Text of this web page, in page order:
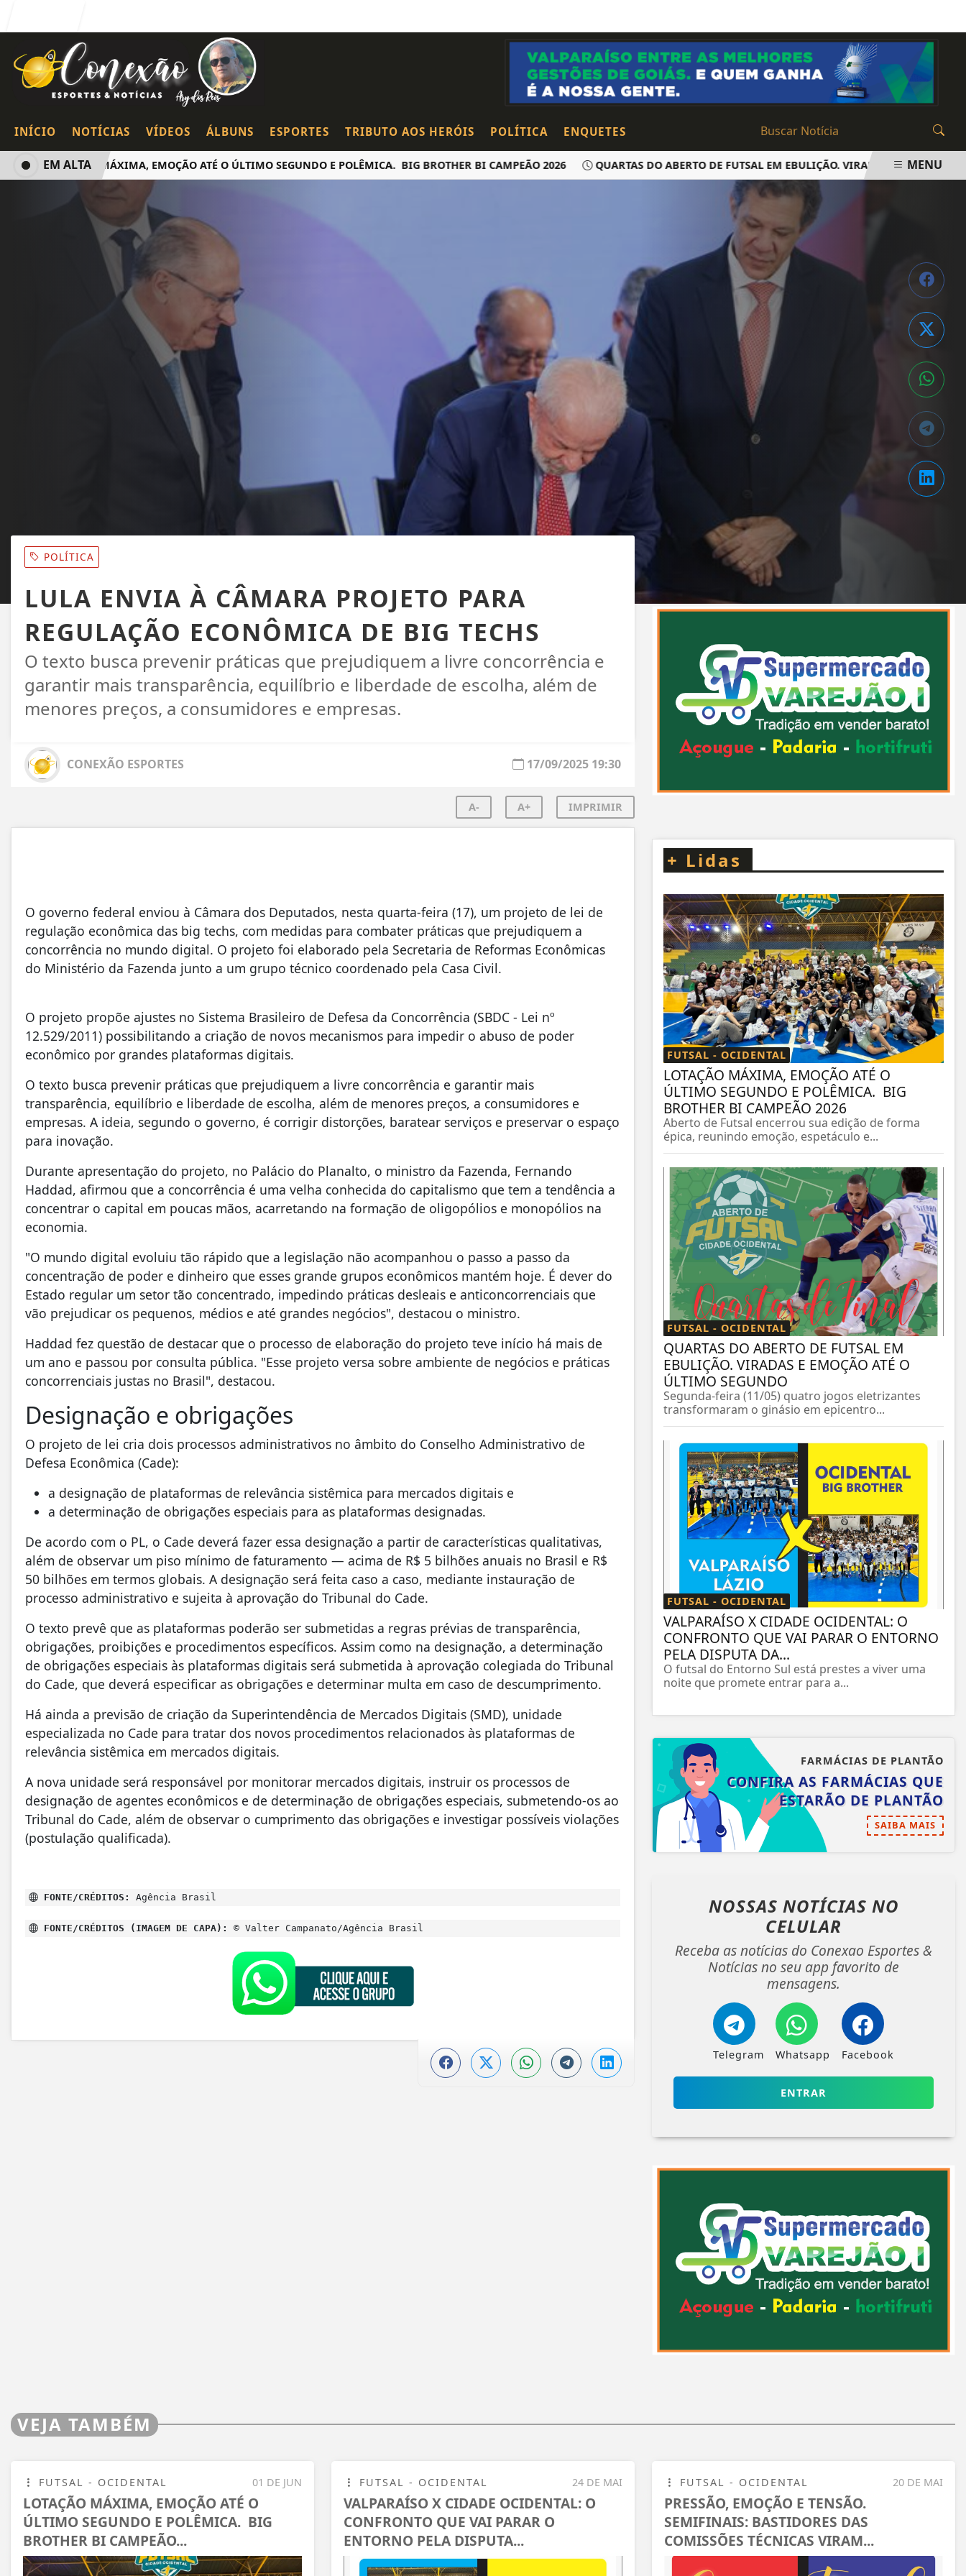
INÍCIO NOTÍCIAS VÍDEOS ÁLBUNS ESPORTES TRIBUTO AOS HERÓIS POLÍTICA ENQUETES
LOTAÇÃO MÁXIMA, EMOÇÃO ATÉ O ÚLTIMO SEGUNDO E POLÊMICA. BIG BROTHER BI CAMPEÃO 2026 QUARTAS DO ABERTO DE FUTSAL EM EBULIÇÃO. VIRADAS E EMOÇÃO ATÉ O
EM ALTA MENU
POLÍTICA
LULA ENVIA À CÂMARA PROJETO PARA
REGULAÇÃO ECONÔMICA DE BIG TECHS
O texto busca prevenir práticas que prejudiquem a livre concorrência e
garantir mais transparência, equilíbrio e liberdade de escolha, além de
menores preços, a consumidores e empresas.
CONEXÃO ESPORTES 17/09/2025 19:30
A- A+ IMPRIMIR
O governo federal enviou à Câmara dos Deputados, nesta quarta-feira (17), um projeto de lei de
regulação econômica das big techs, com medidas para combater práticas que prejudiquem a
concorrência no mundo digital. O projeto foi elaborado pela Secretaria de Reformas Econômicas
do Ministério da Fazenda junto a um grupo técnico coordenado pela Casa Civil.
O projeto propõe ajustes no Sistema Brasileiro de Defesa da Concorrência (SBDC - Lei nº
12.529/2011) possibilitando a criação de novos mecanismos para impedir o abuso de poder
econômico por grandes plataformas digitais.
O texto busca prevenir práticas que prejudiquem a livre concorrência e garantir mais
transparência, equilíbrio e liberdade de escolha, além de menores preços, a consumidores e
empresas. A ideia, segundo o governo, é corrigir distorções, baratear serviços e preservar o espaço
para inovação.
Durante apresentação do projeto, no Palácio do Planalto, o ministro da Fazenda, Fernando
Haddad, afirmou que a concorrência é uma velha conhecida do capitalismo que tem a tendência a
concentrar o capital em poucas mãos, acarretando na formação de oligopólios e monopólios na
economia.
"O mundo digital evoluiu tão rápido que a legislação não acompanhou o passo a passo da
concentração de poder e dinheiro que esses grande grupos econômicos mantém hoje. É dever do
Estado regular um setor tão concentrado, impedindo práticas desleais e anticoncorrenciais que
vão prejudicar os pequenos, médios e até grandes negócios", destacou o ministro.
Haddad fez questão de destacar que o processo de elaboração do projeto teve início há mais de
um ano e passou por consulta pública. "Esse projeto versa sobre ambiente de negócios e práticas
concorrenciais justas no Brasil", destacou.
Designação e obrigações
O projeto de lei cria dois processos administrativos no âmbito do Conselho Administrativo de
Defesa Econômica (Cade):
a designação de plataformas de relevância sistêmica para mercados digitais e
a determinação de obrigações especiais para as plataformas designadas.
De acordo com o PL, o Cade deverá fazer essa designação a partir de características qualitativas,
além de observar um piso mínimo de faturamento — acima de R$ 5 bilhões anuais no Brasil e R$
50 bilhões em termos globais. A designação será feita caso a caso, mediante instauração de
processo administrativo e sujeita à aprovação do Tribunal do Cade.
O texto prevê que as plataformas poderão ser submetidas a regras prévias de transparência,
obrigações, proibições e procedimentos específicos. Assim como na designação, a determinação
de obrigações especiais às plataformas digitais será submetida à aprovação colegiada do Tribunal
do Cade, que deverá especificar as obrigações e determinar multa em caso de descumprimento.
Há ainda a previsão de criação da Superintendência de Mercados Digitais (SMD), unidade
especializada no Cade para tratar dos novos procedimentos relacionados às plataformas de
relevância sistêmica em mercados digitais.
A nova unidade será responsável por monitorar mercados digitais, instruir os processos de
designação de agentes econômicos e de determinação de obrigações especiais, submetendo-os ao
Tribunal do Cade, além de observar o cumprimento das obrigações e investigar possíveis violações
(postulação qualificada).
FONTE/CRÉDITOS: Agência Brasil
FONTE/CRÉDITOS (IMAGEM DE CAPA): © Valter Campanato/Agência Brasil
+ Lidas
FUTSAL - OCIDENTAL
LOTAÇÃO MÁXIMA, EMOÇÃO ATÉ O
ÚLTIMO SEGUNDO E POLÊMICA. BIG
BROTHER BI CAMPEÃO 2026
Aberto de Futsal encerrou sua edição de forma
épica, reunindo emoção, espetáculo e...
FUTSAL - OCIDENTAL
QUARTAS DO ABERTO DE FUTSAL EM
EBULIÇÃO. VIRADAS E EMOÇÃO ATÉ O
ÚLTIMO SEGUNDO
Segunda-feira (11/05) quatro jogos eletrizantes
transformaram o ginásio em epicentro...
FUTSAL - OCIDENTAL
VALPARAÍSO X CIDADE OCIDENTAL: O
CONFRONTO QUE VAI PARAR O ENTORNO
PELA DISPUTA DA...
O futsal do Entorno Sul está prestes a viver uma
noite que promete entrar para a...
FARMÁCIAS DE PLANTÃO
CONFIRA AS FARMÁCIAS QUE
ESTARÃO DE PLANTÃO
SAIBA MAIS
NOSSAS NOTÍCIAS NO
CELULAR
Receba as notícias do Conexao Esportes &
Notícias no seu app favorito de
mensagens.
Telegram Whatsapp Facebook
ENTRAR
VEJA TAMBÉM
01 DE JUN
FUTSAL - OCIDENTAL
LOTAÇÃO MÁXIMA, EMOÇÃO ATÉ O
ÚLTIMO SEGUNDO E POLÊMICA. BIG
BROTHER BI CAMPEÃO...
24 DE MAI
FUTSAL - OCIDENTAL
VALPARAÍSO X CIDADE OCIDENTAL: O
CONFRONTO QUE VAI PARAR O
ENTORNO PELA DISPUTA...
20 DE MAI
FUTSAL - OCIDENTAL
PRESSÃO, EMOÇÃO E TENSÃO.
SEMIFINAIS: BASTIDORES DAS
COMISSÕES TÉCNICAS VIRAM...